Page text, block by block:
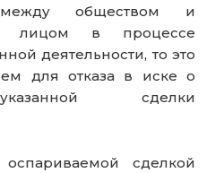
между обществом и
лицом в процессе
деятельности, то это
для отказа в иске о
сделки
сделкой